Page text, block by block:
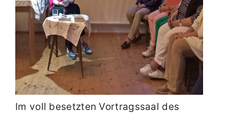
Im voll besetzten Vortragssaal des